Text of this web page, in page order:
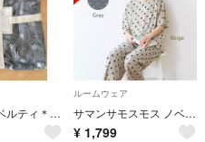
新品SM2ノベルティ＊セットアップ＊ルームウェア＊グレー
ルームウェア
サマンサモスモス ノベルティ ルームウェア グレー
¥ 1,799